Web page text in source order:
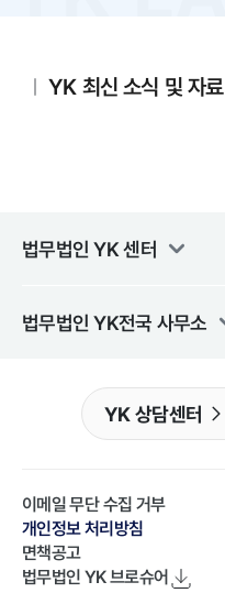
YK 최신 소식 및 자료
법무법인 YK센터
법무법인 YK전국 사무소
YK 상담센터
이메일 무단 수집 거부
개인정보 처리방침
면책공고
법무법인 YK브로슈어